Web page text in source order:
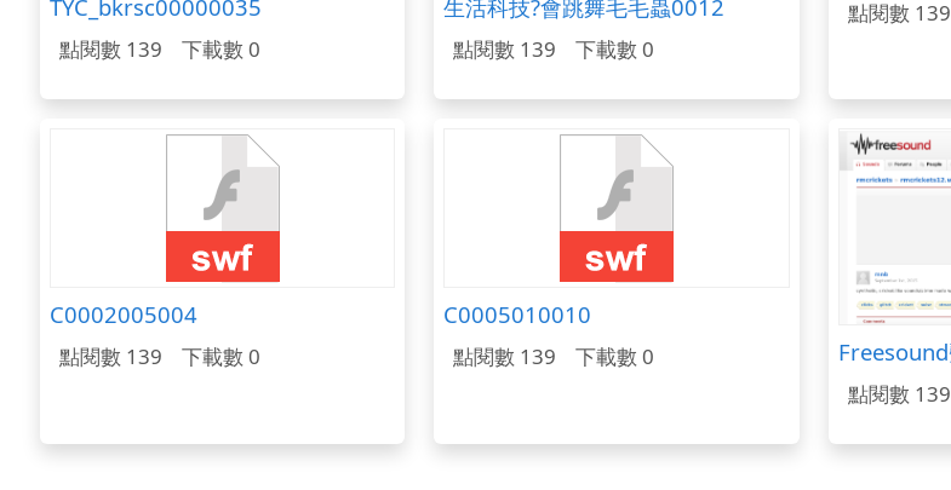
TYC_bkrsc00000035
點閱數 139 下載數 0
生活科技?會跳舞毛毛蟲0012
點閱數 139 下載數 0
點閱數 139
C0002005004
點閱數 139 下載數 0
C0005010010
點閱數 139 下載數 0
點閱數 139